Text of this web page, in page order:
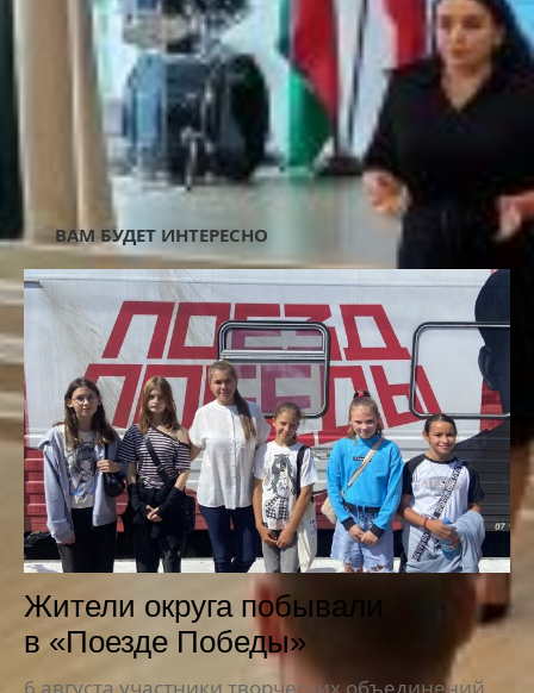
AD3-UNDER-TEXT-MOB
ВАМ БУДЕТ ИНТЕРЕСНО
Жители округа побывали
в «Поезде Победы»
6 августа участники творческих объединений